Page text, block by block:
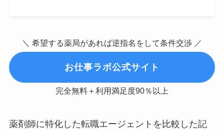
＼ 希望する薬局があれば逆指名をして条件交渉 ／
お仕事ラボ公式サイト
完全無料＋利用満足度90％以上
薬剤師に特化した転職エージェントを比較した記